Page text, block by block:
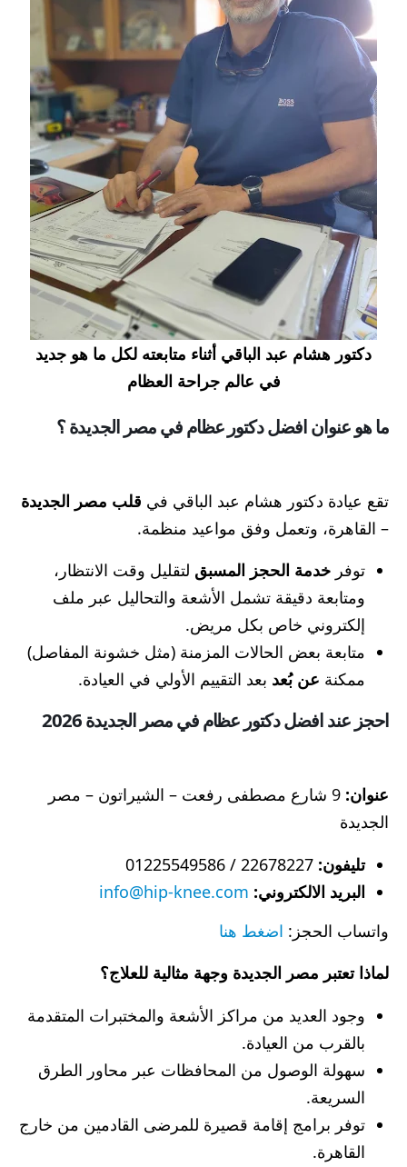
دكتور هشام عبد الباقي أثناء متابعته لكل ما هو جديد
في عالم جراحة العظام
ما هو عنوان افضل دكتور عظام في مصر الجديدة ؟
تقع عيادة دكتور هشام عبد الباقي في قلب مصر الجديدة
– القاهرة، وتعمل وفق مواعيد منظمة.
توفرخدمة الحجز المسبق لتقليل وقت الانتظار،
ومتابعة دقيقة تشمل الأشعة والتحاليل عبر ملف
إلكتروني خاص بكل مريض.
متابعة بعض الحالات المزمنة (مثل خشونة المفاصل)
ممكنة عن بُعد بعد التقييم الأولي في العيادة.
احجز عند افضل دكتور عظام في مصر الجديدة 2026
عنوان:
9 شارع مصطفى رفعت – الشيراتون – مصر
الجديدة
تليفون: 22678227 / 01225549586
البريد الالكتروني: info@hip-knee.com
واتساب الحجز: اضغط هنا
لماذا تعتبر مصر الجديدة وجهة مثالية للعلاج؟
وجود العديد من مراكز الأشعة والمختبرات المتقدمة
بالقرب من العيادة.
سهولة الوصول من المحافظات عبر محاور الطرق
السريعة.
توفر برامج إقامة قصيرة للمرضى القادمين من خارج
القاهرة.